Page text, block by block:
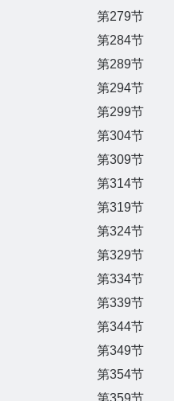
第279节
第284节
第289节
第294节
第299节
第304节
第309节
第314节
第319节
第324节
第329节
第334节
第339节
第344节
第349节
第354节
第359节